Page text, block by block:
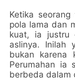
Ketika
pola lama dan
kuat, ia justru
aslinya. Inilah
bukan karena
Perumahan ia
berbeda dalam